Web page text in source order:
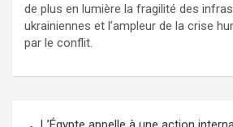
de plus en lumière la fragilité des
ukrainiennes et l’ampleur de la crise
par le conflit.